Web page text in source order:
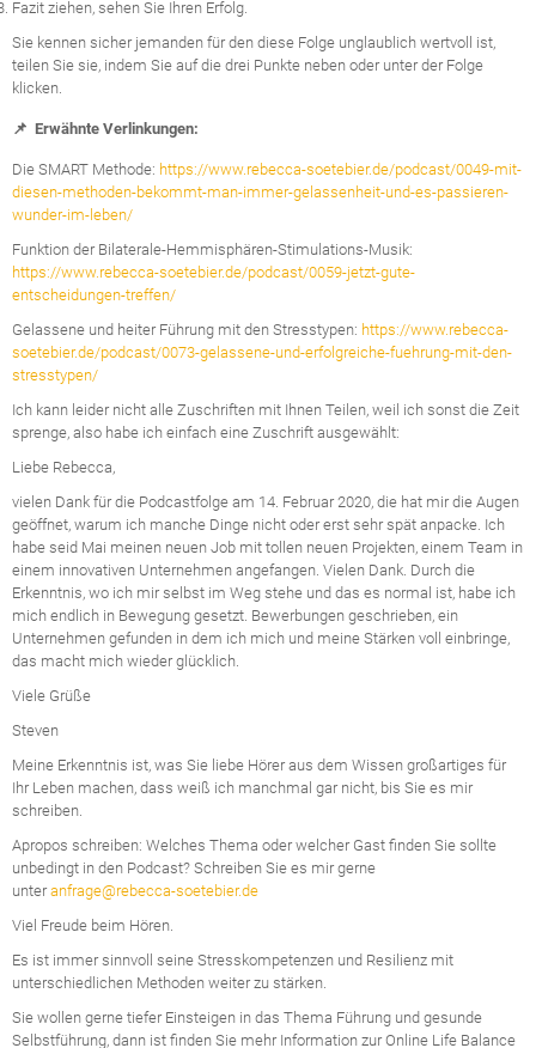
Fazit ziehen, sehen Sie Ihren Erfolg.
Sie kennen sicher jemanden für den diese Folge unglaublich wertvoll ist,
teilen Sie sie, indem Sie auf die drei Punkte neben oder unter der Folge
klicken.
📌 Erwähnte Verlinkungen:
Die SMART Methode: https://www.rebecca-soetebier.de/podcast/0049-mit-
diesen-methoden-bekommt-man-immer-gelassenheit-und-es-passieren-
wunder-im-leben/
Funktion der Bilaterale-Hemmisphären-Stimulations-Musik:
https://www.rebecca-soetebier.de/podcast/0059-jetzt-gute-
entscheidungen-treffen/
Gelassene und heiter Führung mit den Stresstypen: https://www.rebecca-
soetebier.de/podcast/0073-gelassene-und-erfolgreiche-fuehrung-mit-den-
stresstypen/
Ich kann leider nicht alle Zuschriften mit Ihnen Teilen, weil ich sonst die Zeit
sprenge, also habe ich einfach eine Zuschrift ausgewählt:
Liebe Rebecca,
vielen Dank für die Podcastfolge am 14. Februar 2020, die hat mir die Augen
geöffnet, warum ich manche Dinge nicht oder erst sehr spät anpacke. Ich
habe seid Mai meinen neuen Job mit tollen neuen Projekten, einem Team in
einem innovativen Unternehmen angefangen. Vielen Dank. Durch die
Erkenntnis, wo ich mir selbst im Weg stehe und das es normal ist, habe ich
mich endlich in Bewegung gesetzt. Bewerbungen geschrieben, ein
Unternehmen gefunden in dem ich mich und meine Stärken voll einbringe,
das macht mich wieder glücklich.
Viele Grüße
Steven
Meine Erkenntnis ist, was Sie liebe Hörer aus dem Wissen großartiges für
Ihr Leben machen, dass weiß ich manchmal gar nicht, bis Sie es mir
schreiben.
Apropos schreiben: Welches Thema oder welcher Gast finden Sie sollte
unbedingt in den Podcast? Schreiben Sie es mir gerne
unteranfrage@rebecca-soetebier.de
Viel Freude beim Hören.
Es ist immer sinnvoll seine Stresskompetenzen und Resilienz mit
unterschiedlichen Methoden weiter zu stärken.
Sie wollen gerne tiefer Einsteigen in das Thema Führung und gesunde
Selbstführung, dann ist finden Sie mehr Information zur Online Life Balance